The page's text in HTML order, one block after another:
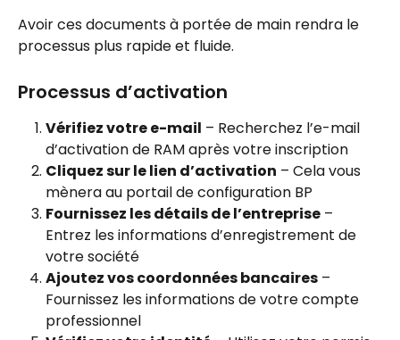
Avoir ces documents à portée de main rendra le
processus plus rapide et fluide.
Processus d’activation
Vérifiez votre e-mail – Recherchez l’e-mail
d’activation de RAM après votre inscription
Cliquez sur le lien d’activation – Cela vous
mènera au portail de configuration BP
Fournissez les détails de l’entreprise –
Entrez les informations d’enregistrement de
votre société
Ajoutez vos coordonnées bancaires –
Fournissez les informations de votre compte
professionnel